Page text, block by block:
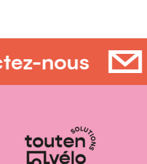
nous
Informations
complémentaires